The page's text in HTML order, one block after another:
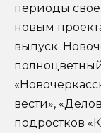
периоды
новым
выпуск.
вести»,
подростков